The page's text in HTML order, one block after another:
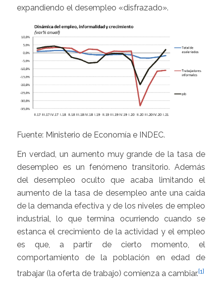
expandiendo el desempleo «disfrazado».
Fuente: Ministerio de Economía e INDEC.
En verdad, un aumento muy grande de la tasa de
desempleo es un fenómeno transitorio. Además
del desempleo oculto que acaba limitando el
aumento de la tasa de desempleo ante una caída
de la demanda efectiva y de los niveles de empleo
industrial, lo que termina ocurriendo cuando se
estanca el crecimiento de la actividad y el empleo
es que, a partir de cierto momento, el
comportamiento de la población en edad de
trabajar (la oferta de trabajo) comienza a cambiar.[1]